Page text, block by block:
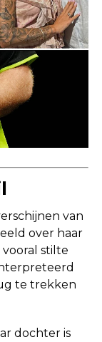
van
over haar
vooral stilte
te trekken
dochter is